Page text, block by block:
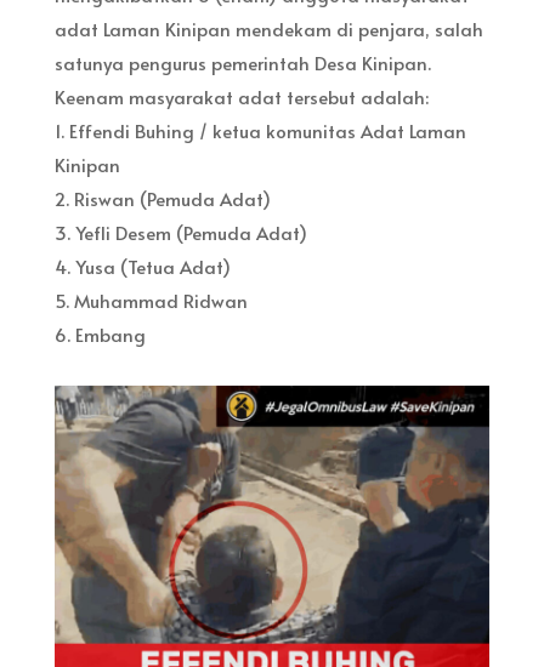
adat Laman Kinipan mendekam di penjara, salah
satunya pengurus pemerintah Desa Kinipan.
Keenam masyarakat adat tersebut adalah:
1. Effendi Buhing / ketua komunitas Adat Laman
Kinipan
2. Riswan (Pemuda Adat)
3. Yefli Desem (Pemuda Adat)
4. Yusa (Tetua Adat)
5. Muhammad Ridwan
6. Embang